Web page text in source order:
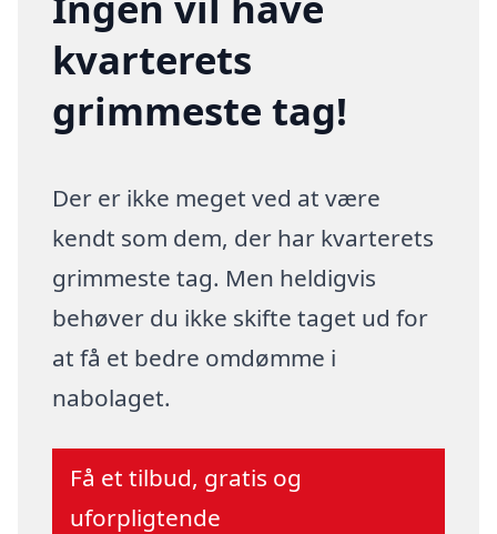
kvarterets
grimmeste tag!
Der er ikke meget ved at være
kendt som dem, der har kvarterets
grimmeste tag. Men heldigvis
behøver du ikke skifte taget ud for
at få et bedre omdømme i
nabolaget.
Få et tilbud, gratis og
uforpligtende